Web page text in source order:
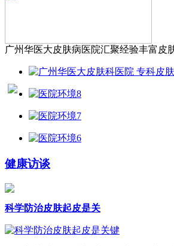
广州华医大皮肤病医院汇聚经验丰富皮
健康访谈
科学防治皮肤起皮是关